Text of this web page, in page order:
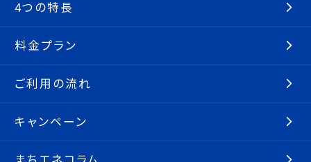
4つの特長
料金プラン
ご利用の流れ
キャンペーン